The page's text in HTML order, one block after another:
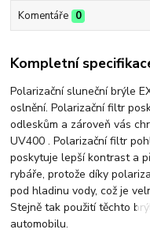
Komentáře 0
Kompletní
Polarizační sluneční brýle
oslnění. Polarizační filtr
odleskům a zároveň vás
UV400 . Polarizační filtr
poskytuje lepší kontrast a
rybáře, protože díky
pod hladinu vody, což je
Stejně tak použití těchto
automobilu.